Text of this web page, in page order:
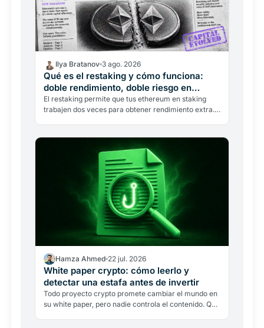
Ilya Bratanov 3 ago. 2026
Qué es el restaking y cómo funciona:
doble rendimiento, doble riesgo en
Ethereum
El restaking permite que tus ethereum en staking
trabajen dos veces para obtener rendimiento extra.
Hamza Ahmed 22 jul. 2026
White paper crypto: cómo leerlo y
detectar una estafa antes de invertir
Todo proyecto crypto promete cambiar el mundo en
su white paper, pero nadie controla el contenido. Qué